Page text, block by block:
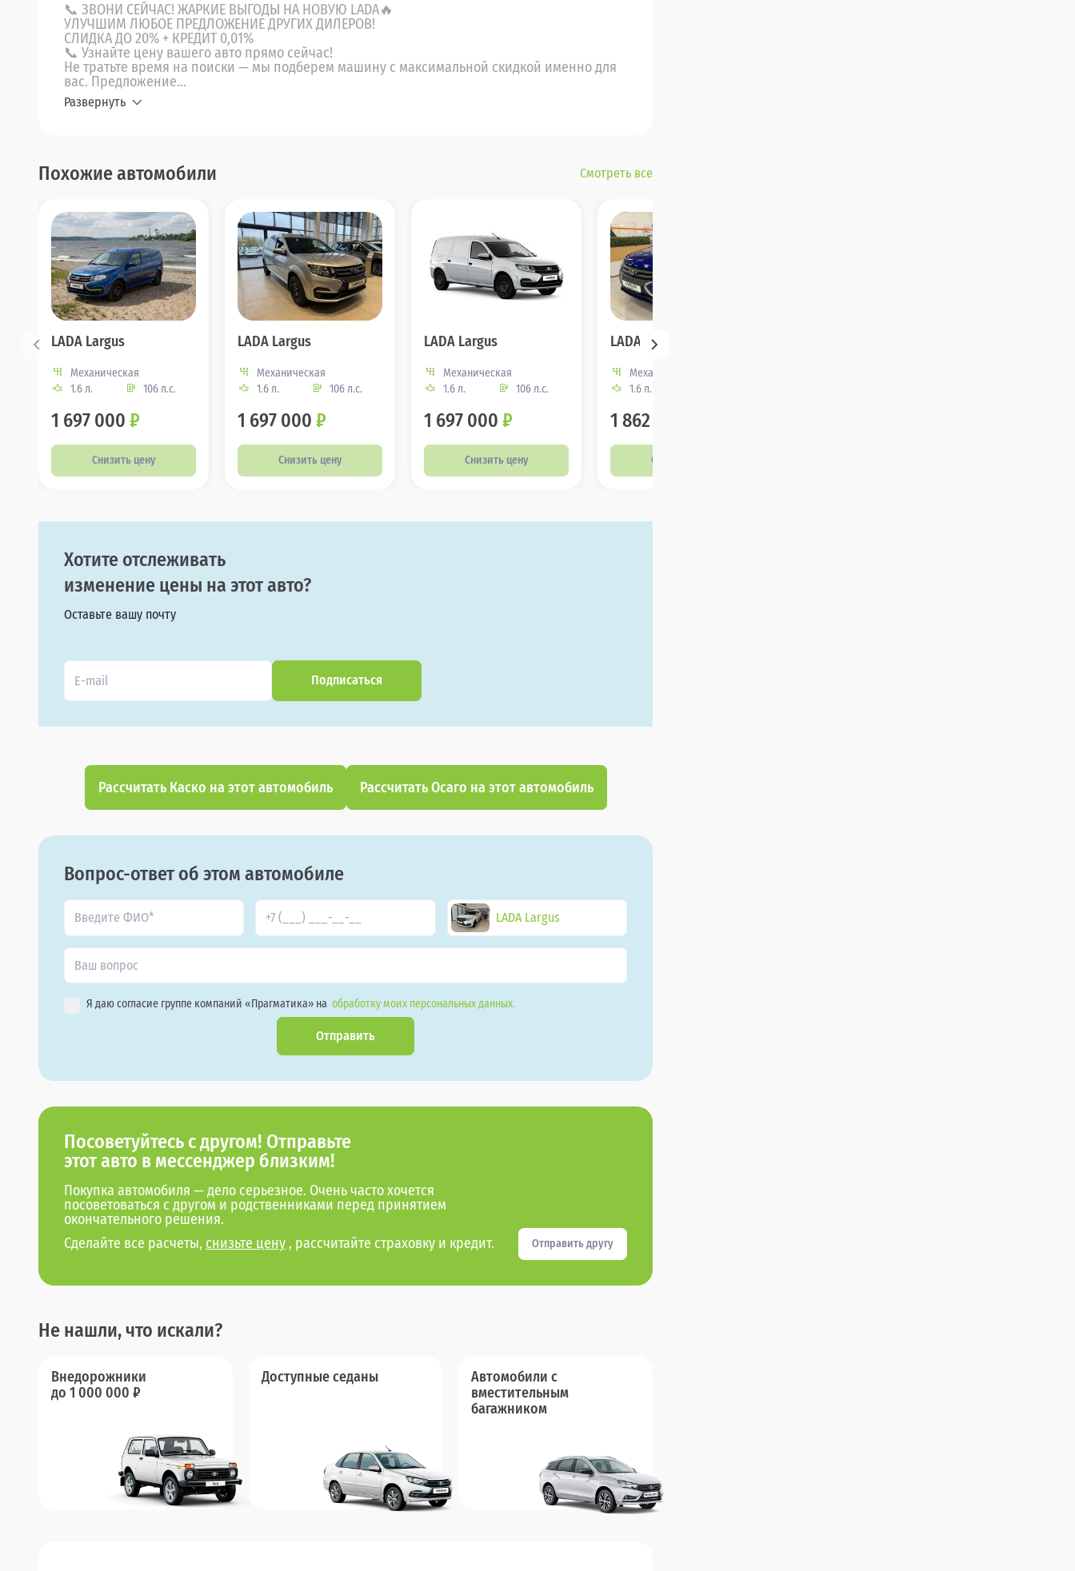
📞 ЗВОНИ СЕЙЧАС! ЖАРКИЕ ВЫГОДЫ НА НОВУЮ LADA🔥
УЛУЧШИМ ЛЮБОЕ ПРЕДЛОЖЕНИЕ ДРУГИХ ДИЛЕРОВ!
СЛИДКА ДО 20% + КРЕДИТ 0,01%
📞 Узнайте цену вашего авто прямо сейчас!
Не тратьте время на поиски — мы подберем машину с максимальной скидкой именно для
вас. Предложение...
Развернуть
Похожие автомобили Смотреть все
LADA Largus
Механическая
1.6 л.
106 л.с.
1 697 000 ₽
Снизить цену
LADA Largus
Механическая
1.6 л.
106 л.с.
1 697 000 ₽
Снизить цену
LADA Largus
Механическая
1.6 л.
106 л.с.
1 697 000 ₽
Снизить цену
LADA Largus
Механическая
1.6 л.
1 862 000
Снизить цену
Хотите отслеживать
изменение цены на этот авто?
Оставьте вашу почту
Подписаться
Рассчитать Каско на этот автомобиль Рассчитать Осаго на этот автомобиль
Вопрос-ответ об этом автомобиле
LADA Largus
Я даю согласие группе компаний «Прагматика» на обработку моих персональных данных.
Отправить
Посоветуйтесь с другом! Отправьте
этот авто в мессенджер близким!
Покупка автомобиля — дело серьезное. Очень часто хочется
посоветоваться с другом и родственниками перед принятием
окончательного решения.
Сделайте все расчеты, снизьте цену , рассчитайте страховку и кредит. Отправить другу
Не нашли, что искали?
Внедорожники
до 1 000 000 ₽
Доступные седаны
Автомобили с
вместительным
багажником